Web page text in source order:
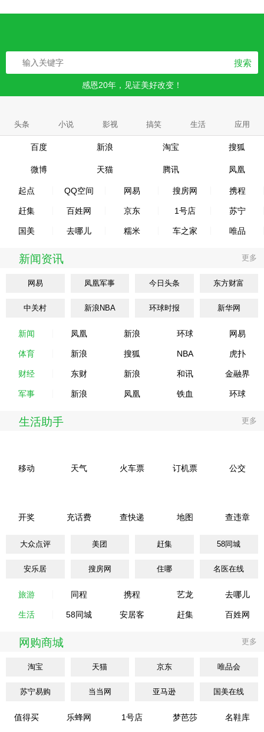
搜索
感恩20年，见证美好改变！
头条 小说 影视 搞笑 生活 应用
百度 新浪 淘宝 搜狐
微博 天猫 腾讯 凤凰
起点 QQ空间 网易 搜房网 携程
赶集 百姓网 京东 1号店 苏宁
国美 去哪儿 糯米 车之家 唯品
新闻资讯 更多
网易 凤凰军事 今日头条 东方财富
中关村 新浪NBA 环球时报 新华网
新闻 凤凰 新浪 环球 网易
体育 新浪 搜狐 NBA 虎扑
财经 东财 新浪 和讯 金融界
军事 新浪 凤凰 铁血 环球
生活助手 更多
移动 天气 火车票 订机票 公交
开奖 充话费 查快递 地图 查违章
大众点评 美团 赶集 58同城
安乐居 搜房网 住哪 名医在线
旅游 同程 携程 艺龙 去哪儿
生活 58同城 安居客 赶集 百姓网
网购商城 更多
淘宝 天猫 京东 唯品会
苏宁易购 当当网 亚马逊 国美在线
值得买 乐蜂网 1号店 梦芭莎 名鞋库